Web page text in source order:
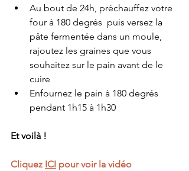
Au bout de 24h, préchauffez votre
four à 180 degrés  puis versez la
pâte fermentée dans un moule,
rajoutez les graines que vous
souhaitez sur le pain avant de le
cuire
Enfournez le pain à 180 degrés
pendant 1h15 à 1h30
Et voilà !
Cliquez ICI pour voir la vidéo